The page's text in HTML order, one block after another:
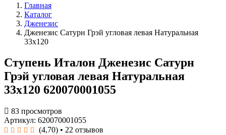
Главная
Каталог
Дженезис
Дженезис Сатурн Грэй угловая левая Натуральная
33x120
Ступень Италон Дженезис Сатурн
Грэй угловая левая Натуральная
33x120 620070001055
83 просмотров
Артикул: 620070001055
(4,70) • 22 отзывов